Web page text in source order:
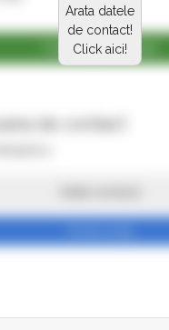
Arata datele
de contact!
Click aici!
Catalog produse
de contact